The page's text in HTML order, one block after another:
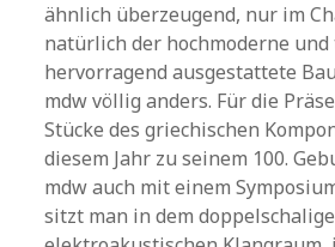
ähnlich überzeugend, nur im
natürlich der hochmoderne und
hervorragend ausgestattete
mdw völlig anders. Für die
Stücke des griechischen
diesem Jahr zu seinem 100.
mdw auch mit einem
sitzt man in dem